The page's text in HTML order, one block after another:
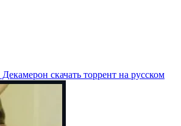
скачать торрент на русском